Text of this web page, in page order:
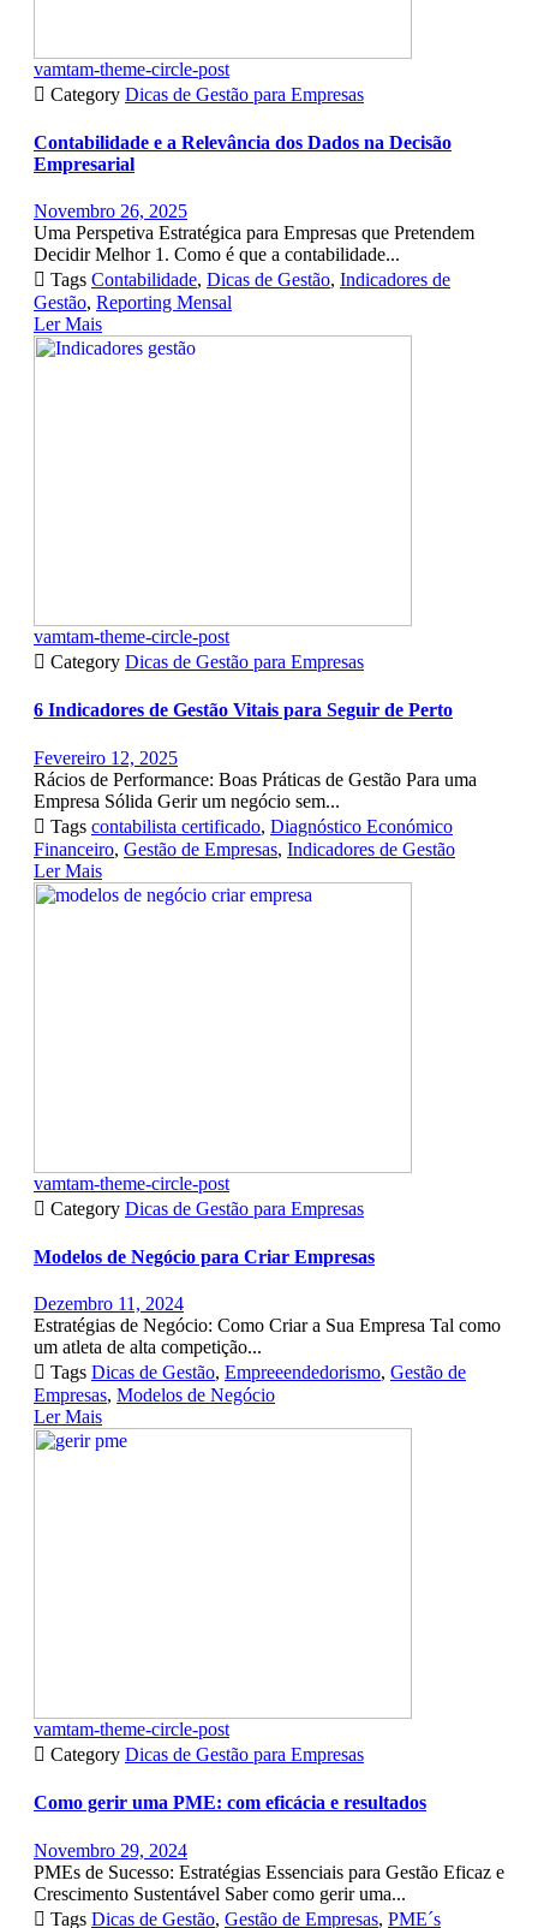
vamtam-theme-circle-post
 Category Dicas de Gestão para Empresas
Contabilidade e a Relevância dos Dados na Decisão
Empresarial
Novembro 26, 2025
Uma Perspetiva Estratégica para Empresas que Pretendem
Decidir Melhor 1. Como é que a contabilidade...
 Tags Contabilidade, Dicas de Gestão, Indicadores de
Gestão, Reporting Mensal
Ler Mais
vamtam-theme-circle-post
 Category Dicas de Gestão para Empresas
6 Indicadores de Gestão Vitais para Seguir de Perto
Fevereiro 12, 2025
Rácios de Performance: Boas Práticas de Gestão Para uma
Empresa Sólida Gerir um negócio sem...
 Tags contabilista certificado, Diagnóstico Económico
Financeiro, Gestão de Empresas, Indicadores de Gestão
Ler Mais
vamtam-theme-circle-post
 Category Dicas de Gestão para Empresas
Modelos de Negócio para Criar Empresas
Dezembro 11, 2024
Estratégias de Negócio: Como Criar a Sua Empresa Tal como
um atleta de alta competição...
 Tags Dicas de Gestão, Empreeendedorismo, Gestão de
Empresas, Modelos de Negócio
Ler Mais
vamtam-theme-circle-post
 Category Dicas de Gestão para Empresas
Como gerir uma PME: com eficácia e resultados
Novembro 29, 2024
PMEs de Sucesso: Estratégias Essenciais para Gestão Eficaz e
Crescimento Sustentável Saber como gerir uma...
 Tags Dicas de Gestão, Gestão de Empresas, PME´s